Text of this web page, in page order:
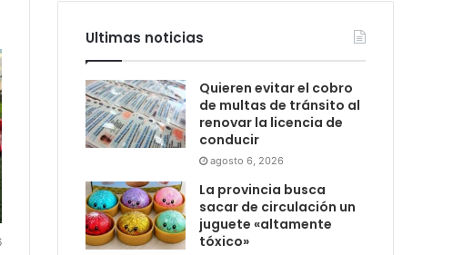
Ultimas noticias
Quieren evitar el cobro
de multas de tránsito al
renovar la licencia de
conducir
agosto 6, 2026
La provincia busca
sacar de circulación un
juguete «altamente
tóxico»